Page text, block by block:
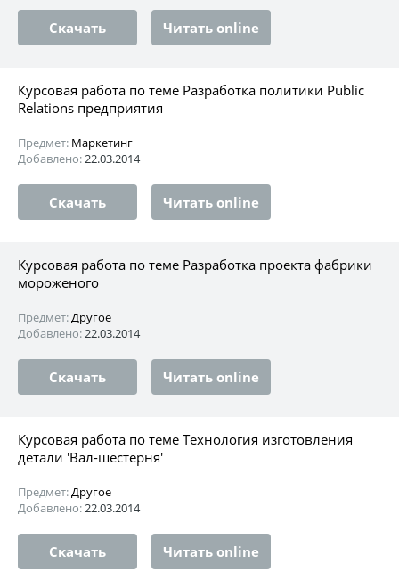
Скачать Читать online
Курсовая работа по теме Разработка политики Public
Relations предприятия
Предмет: Маркетинг
Добавлено:22.03.2014
Скачать Читать online
Курсовая работа по теме Разработка проекта фабрики
мороженого
Предмет:Другое
Добавлено:22.03.2014
Скачать Читать online
Курсовая работа по теме Технология изготовления
детали 'Вал-шестерня'
Предмет:Другое
Добавлено:22.03.2014
Скачать Читать online